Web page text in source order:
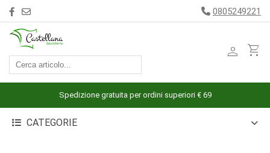
ACCESSORI
ARREDAMENTO
BIANCHERIA
0805249221
person shopping_cart
Spedizione gratuita per ordini superiori € 69
CATEGORIE